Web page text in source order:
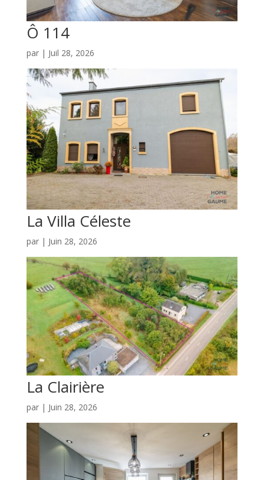
Ô 114
par | Juil 28, 2026
La Villa Céleste
par | Juin 28, 2026
La Clairière
par | Juin 28, 2026